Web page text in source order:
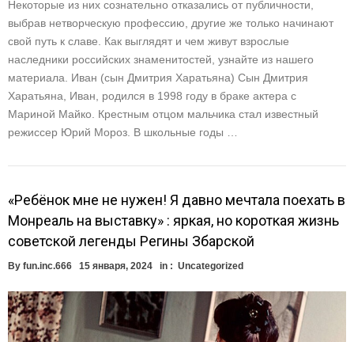
Некоторые из них сознательно отказались от публичности,
выбрав нетворческую профессию, другие же только начинают
свой путь к славе. Как выглядят и чем живут взрослые
наследники российских знаменитостей, узнайте из нашего
материала. Иван (сын Дмитрия Харатьяна) Сын Дмитрия
Харатьяна, Иван, родился в 1998 году в браке актера с
Мариной Майко. Крестным отцом мальчика стал известный
режиссер Юрий Мороз. В школьные годы …
«Ребёнок мне не нужен! Я давно мечтала поехать в
Монреаль на выставку» : яркая, но короткая жизнь
советской легенды Регины Збарской
By fun.inc.666 15 января, 2024 in : Uncategorized